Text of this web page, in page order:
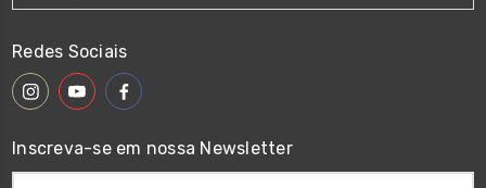
Redes Sociais
Inscreva-se em nossa Newsletter